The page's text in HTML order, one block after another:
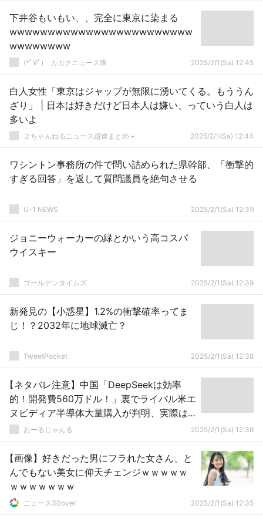
下井谷もいもい、、完全に東京に染まる
wwwwwwwwwwwwwwwwwwwwwwww
wwwwwwww
(*ﾟ∀ﾟ)ゞカガクニュース隊 2025/2/1(Sa) 12:45
白人女性「東京はジャップが無限に湧いてくる。もううん
ざり」 | 日本は好きだけど日本人は嫌い、っていう白人は
多いよ
２ちゃんねるニュース超速まとめ＋ 2025/2/1(Sa) 12:44
ワシントン事務所の件で問い詰められた県幹部、「衝撃的
すぎる回答」を返して質問議員を絶句させる
U-1 NEWS 2025/2/1(Sa) 12:39
ジョニーウォーカーの緑とかいう高コスパ
ウイスキー
ゴールデンタイムズ 2025/2/1(Sa) 12:39
新発見の【小惑星】1.2%の衝撃確率ってま
じ！？2032年に地球滅亡？
TweetPocket 2025/2/1(Sa) 12:38
【ネタバレ注意】中国「DeepSeekは効率
的！開発費560万ドル！」裏でライバル米エ
ヌビディア半導体大量購入が判明、実際は
26億ドル以上か
おーるじゃんる 2025/2/1(Sa) 12:36
【画像】好きだった男にフラれた女さん、と
んでもない美女に仰天チェンジｗｗｗｗｗ
ｗｗｗｗｗｗｗ
ニュース30over 2025/2/1(Sa) 12:35